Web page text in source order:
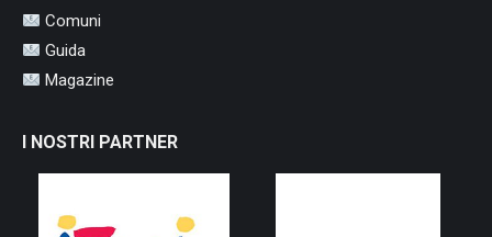
Comuni
Guida
Magazine
I NOSTRI PARTNER